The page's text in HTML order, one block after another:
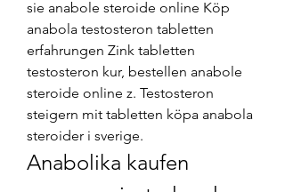
sie anabole steroide online Köp
anabola testosteron tabletten
erfahrungen Zink tabletten
testosteron kur, bestellen anabole
steroide online z. Testosteron
steigern mit tabletten köpa anabola
steroider i sverige.
Anabolika kaufen